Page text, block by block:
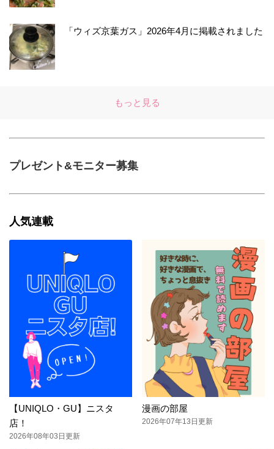
「ウィズ京葉ガス」2026年4月に掲載されました
もっと見る
プレゼント&モニター募集
人気連載
【UNIQLO・GU】ニスタ
店！
2026年08年03日更新
漫画の部屋
2026年07年13日更新